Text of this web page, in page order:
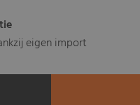
eigen import